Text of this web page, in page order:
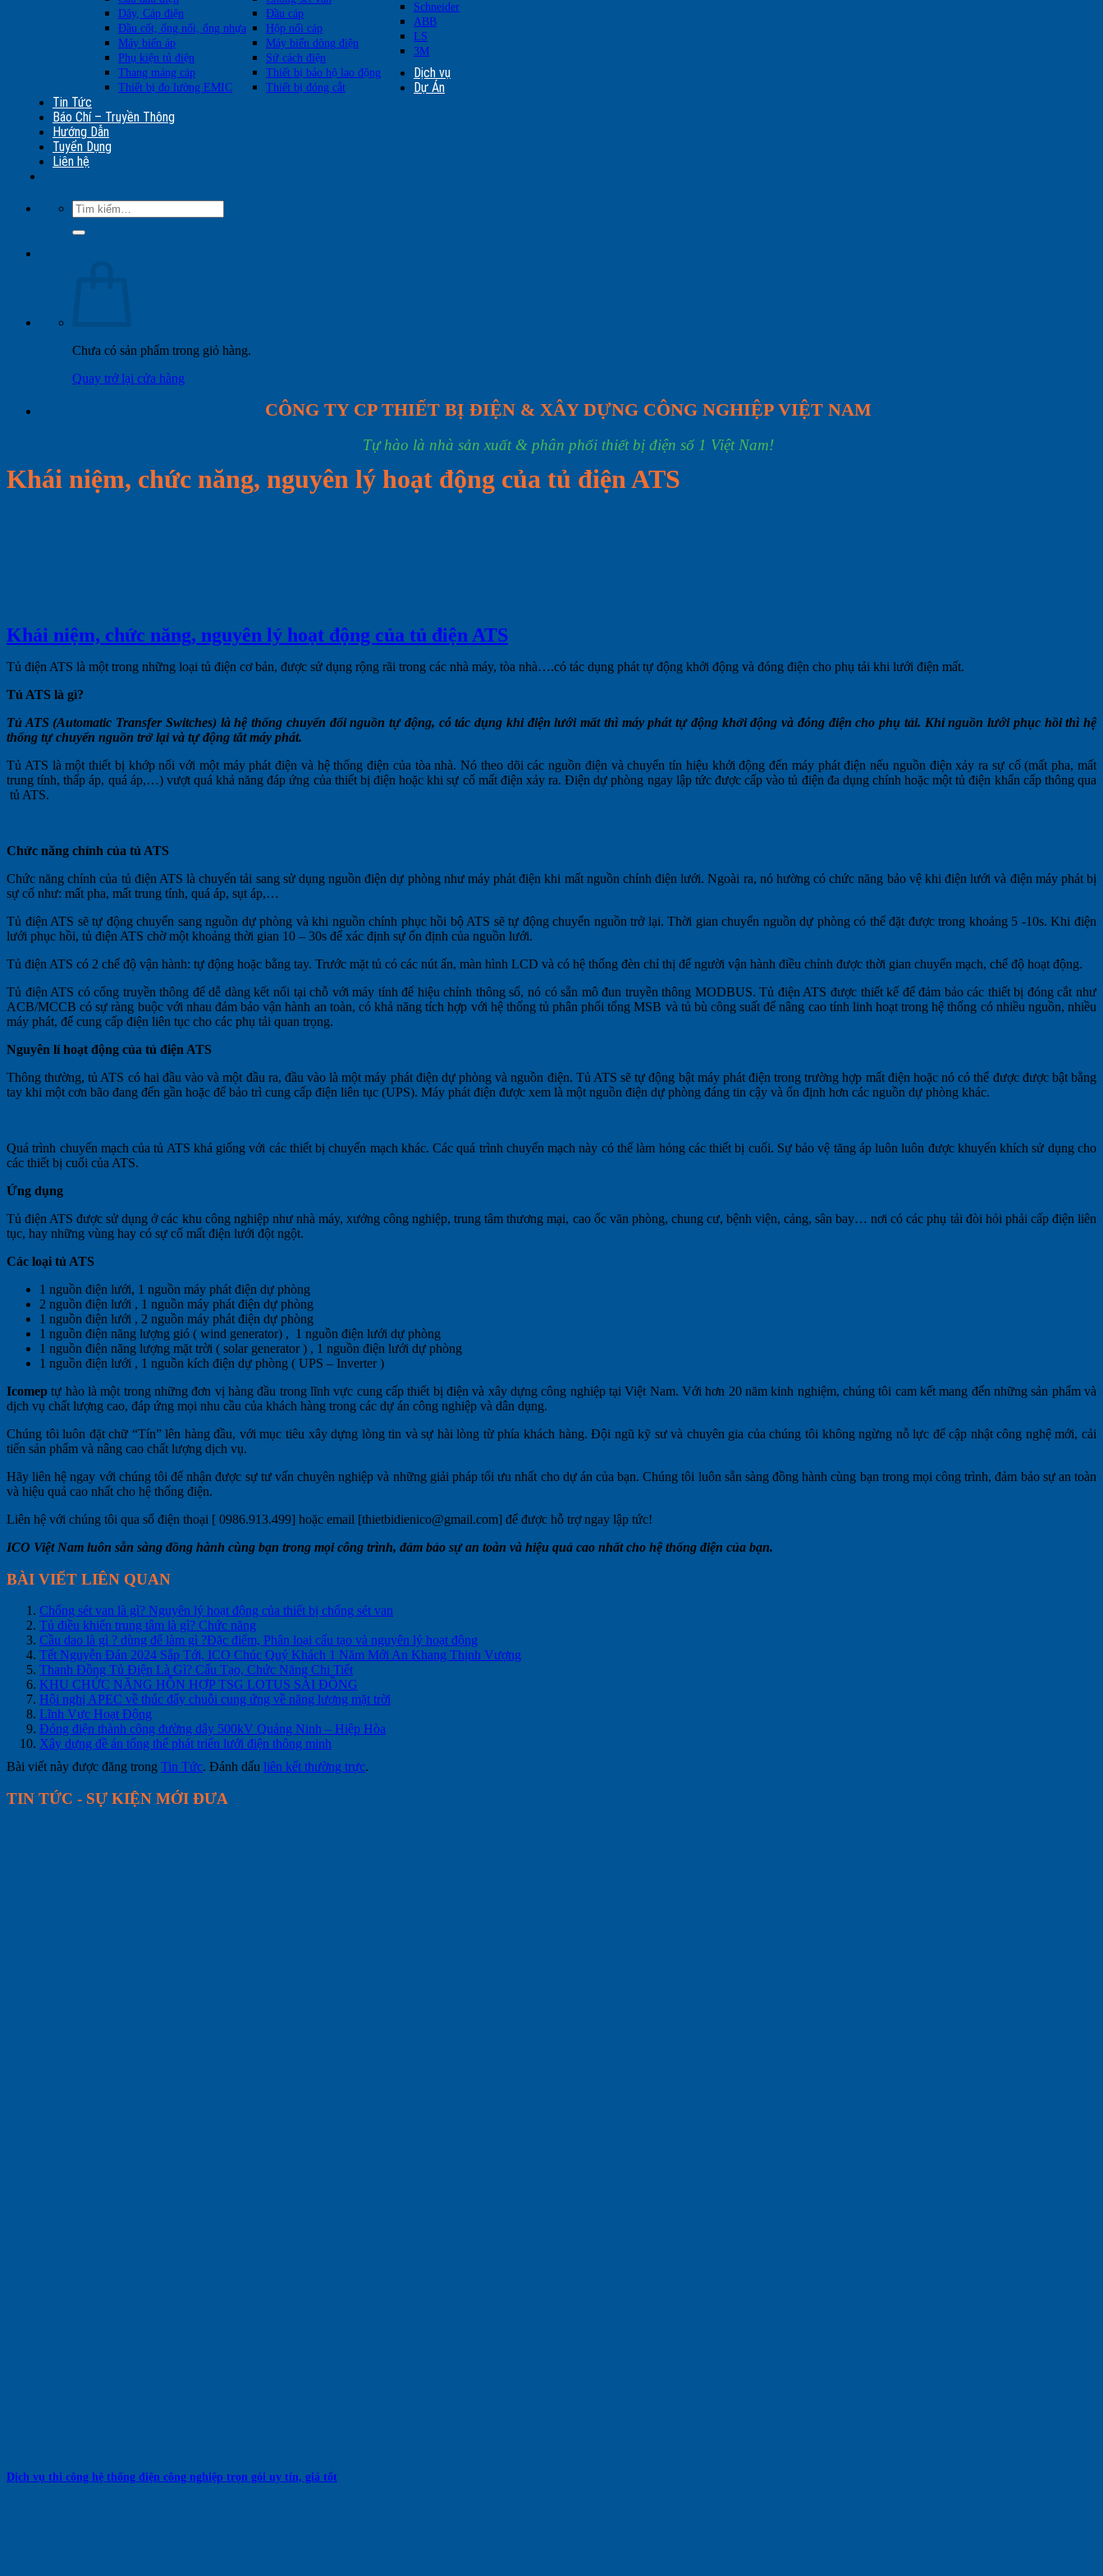
Dây, Cáp điện
Đầu cáp
Đầu cốt, ống nối, ống nhựa
Hộp nối cáp
Máy biến áp
Máy biến dòng điện
Phụ kiện tủ điện
Sứ cách điện
Thang máng cáp
Thiết bị bảo hộ lao động
Thiết bị đo lường EMIC
Thiết bị đóng cắt
Schneider
ABB
LS
3M
Dịch vụ
Dự Án
Tin Tức
Báo Chí – Truyền Thông
Hướng Dẫn
Tuyển Dụng
Liên hệ
Tìm
kiếm:
Chưa có sản phẩm trong giỏ hàng.
Quay trở lại cửa hàng
CÔNG TY CP THIẾT BỊ ĐIỆN & XÂY DỰNG CÔNG NGHIỆP VIỆT NAM
Tự hào là nhà sản xuất & phân phối thiết bị điện số 1 Việt Nam!
Khái niệm, chức năng, nguyên lý hoạt động của tủ điện ATS
Khái niệm, chức năng, nguyên lý hoạt động của tủ điện ATS
Tủ điện ATS là một trong những loại tủ điện cơ bản, được sử dụng rộng rãi trong các nhà máy, tòa nhà….có tác dụng phát tự động khởi động và đóng điện cho phụ tải khi lưới điện mất.
Tủ ATS là gì?
Tủ ATS (Automatic Transfer Switches) là hệ thống chuyển đổi nguồn tự động, có tác dụng khi điện lưới mất thì máy phát tự động khởi động và đóng điện cho phụ tải. Khi nguồn lưới phục hồi thì hệ
thống tự chuyển nguồn trở lại và tự động tắt máy phát.
Tủ ATS là một thiết bị khớp nối với một máy phát điện và hệ thống điện của tòa nhà. Nó theo dõi các nguồn điện và chuyển tín hiệu khởi động đến máy phát điện nếu nguồn điện xảy ra sự cố (mất pha, mất
trung tính, thấp áp, quá áp,…) vượt quá khả năng đáp ứng của thiết bị điện hoặc khi sự cố mất điện xảy ra. Điện dự phòng ngay lập tức được cấp vào tủ điện đa dụng chính hoặc một tủ điện khẩn cấp thông qua
tủ ATS.
Chức năng chính của tủ ATS
Chức năng chính của tủ điện ATS là chuyển tải sang sử dụng nguồn điện dự phòng như máy phát điện khi mất nguồn chính điện lưới. Ngoài ra, nó hường có chức năng bảo vệ khi điện lưới và điện máy phát bị
sự cố như: mất pha, mất trung tính, quá áp, sụt áp,…
Tủ điện ATS sẽ tự động chuyển sang nguồn dự phòng và khi nguồn chính phục hồi bộ ATS sẽ tự động chuyển nguồn trở lại. Thời gian chuyển nguồn dự phòng có thể đặt được trong khoảng 5 -10s. Khi điện
lưới phục hồi, tủ điện ATS chờ một khoảng thời gian 10 – 30s để xác định sự ổn định của nguồn lưới.
Tủ điện ATS có 2 chế độ vận hành: tự động hoặc bằng tay. Trước mặt tủ có các nút ấn, màn hình LCD và có hệ thống đèn chỉ thị để người vận hành điều chỉnh được thời gian chuyển mạch, chế độ hoạt động.
Tủ điện ATS có cổng truyền thông để dễ dàng kết nối tại chỗ với máy tính để hiệu chỉnh thông số, nó có sẵn mô đun truyền thông MODBUS. Tủ điện ATS được thiết kế để đảm bảo các thiết bị đóng cắt như
ACB/MCCB có sự ràng buộc với nhau đảm bảo vận hành an toàn, có khả năng tích hợp với hệ thống tủ phân phối tổng MSB và tủ bù công suất để nâng cao tính linh hoạt trong hệ thống có nhiều nguồn, nhiều
máy phát, để cung cấp điện liên tục cho các phụ tải quan trọng.
Nguyên lí hoạt động của tủ điện ATS
Thông thường, tủ ATS có hai đầu vào và một đầu ra, đầu vào là một máy phát điện dự phòng và nguồn điện. Tủ ATS sẽ tự động bật máy phát điện trong trường hợp mất điện hoặc nó có thể được được bật bằng
tay khi một cơn bão đang đến gần hoặc để bảo trì cung cấp điện liên tục (UPS). Máy phát điện được xem là một nguồn điện dự phòng đáng tin cậy và ổn định hơn các nguồn dự phòng khác.
Quá trình chuyển mạch của tủ ATS khá giống với các thiết bị chuyển mạch khác. Các quá trình chuyển mạch này có thể làm hỏng các thiết bị cuối. Sự bảo vệ tăng áp luôn luôn được khuyến khích sử dụng cho
các thiết bị cuối của ATS.
Ứng dụng
Tủ điện ATS được sử dụng ở các khu công nghiệp như nhà máy, xưởng công nghiệp, trung tâm thương mại, cao ốc văn phòng, chung cư, bệnh viện, cảng, sân bay… nơi có các phụ tải đòi hỏi phải cấp điện liên
tục, hay những vùng hay có sự cố mất điện lưới đột ngột.
Các loại tủ ATS
1 nguồn điện lưới, 1 nguồn máy phát điện dự phòng
2 nguồn điện lưới , 1 nguồn máy phát điện dự phòng
1 nguồn điện lưới , 2 nguồn máy phát điện dự phòng
1 nguồn điện năng lượng gió ( wind generator) , 1 nguồn điện lưới dự phòng
1 nguồn điện năng lượng mặt trời ( solar generator ) , 1 nguồn điện lưới dự phòng
1 nguồn điện lưới , 1 nguồn kích điện dự phòng ( UPS – Inverter )
Icomep tự hào là một trong những đơn vị hàng đầu trong lĩnh vực cung cấp thiết bị điện và xây dựng công nghiệp tại Việt Nam. Với hơn 20 năm kinh nghiệm, chúng tôi cam kết mang đến những sản phẩm và
dịch vụ chất lượng cao, đáp ứng mọi nhu cầu của khách hàng trong các dự án công nghiệp và dân dụng.
Chúng tôi luôn đặt chữ “Tín” lên hàng đầu, với mục tiêu xây dựng lòng tin và sự hài lòng từ phía khách hàng. Đội ngũ kỹ sư và chuyên gia của chúng tôi không ngừng nỗ lực để cập nhật công nghệ mới, cải
tiến sản phẩm và nâng cao chất lượng dịch vụ.
Hãy liên hệ ngay với chúng tôi để nhận được sự tư vấn chuyên nghiệp và những giải pháp tối ưu nhất cho dự án của bạn. Chúng tôi luôn sẵn sàng đồng hành cùng bạn trong mọi công trình, đảm bảo sự an toàn
và hiệu quả cao nhất cho hệ thống điện.
Liên hệ với chúng tôi qua số điện thoại [ 0986.913.499] hoặc email [thietbidienico@gmail.com] để được hỗ trợ ngay lập tức!
ICO Việt Nam luôn sẵn sàng đồng hành cùng bạn trong mọi công trình, đảm bảo sự an toàn và hiệu quả cao nhất cho hệ thống điện của bạn.
BÀI VIẾT LIÊN QUAN
Chống sét van là gì? Nguyên lý hoạt động của thiết bị chống sét van
Tủ điều khiển trung tâm là gì? Chức năng
Cầu dao là gì ? dùng để làm gì ?Đặc điểm, Phân loại cấu tạo và nguyên lý hoạt động
Tết Nguyễn Đán 2024 Sắp Tới, ICO Chúc Quý Khách 1 Năm Mới An Khang Thịnh Vượng
Thanh Đồng Tủ Điện Là Gì? Cấu Tạo, Chức Năng Chi Tiết
KHU CHỨC NĂNG HỖN HỢP TSG LOTUS SÀI ĐỒNG
Hội nghị APEC về thúc đẩy chuỗi cung ứng về năng lượng mặt trời
Lĩnh Vực Hoạt Động
Đóng điện thành công đường dây 500kV Quảng Ninh – Hiệp Hòa
Xây dựng đề án tổng thể phát triển lưới điện thông minh
Bài viết này được đăng trong Tin Tức. Đánh dấu liên kết thường trực.
TIN TỨC - SỰ KIỆN MỚI ĐƯA
Dịch vụ thi công hệ thống điện công nghiệp trọn gói uy tín, giá tốt